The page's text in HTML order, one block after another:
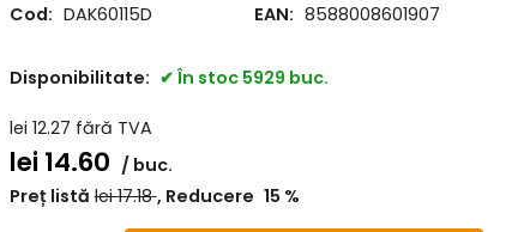
Cod: DAK60115D EAN: 8588008601907
Disponibilitate: În stoc 5929 buc.
lei 12.27 fără TVA
lei14.60
buc.
Preț listă lei17.18 Reducere 15 %